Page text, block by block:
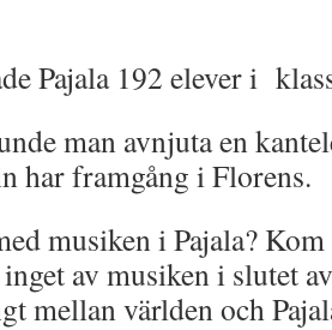
Pajala 192 elever i
man avnjuta en
har framgång i Florens.
musiken i Pajala?
av musiken i slutet
mellan världen och